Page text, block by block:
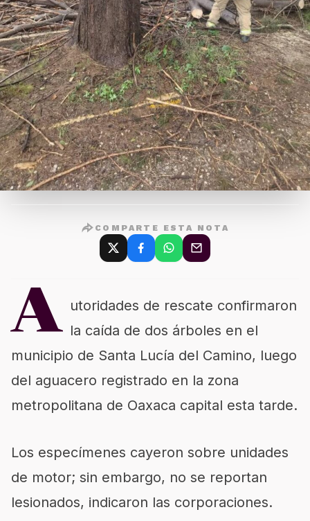
COMPARTE ESTA NOTA
A utoridades de rescate confirmaron
la caída de dos árboles en el
municipio de Santa Lucía del Camino, luego
del aguacero registrado en la zona
metropolitana de Oaxaca capital esta tarde.
Los especímenes cayeron sobre unidades
de motor; sin embargo, no se reportan
lesionados, indicaron las corporaciones.